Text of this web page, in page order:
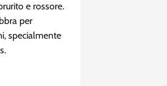
e rossore.
per
specialmente